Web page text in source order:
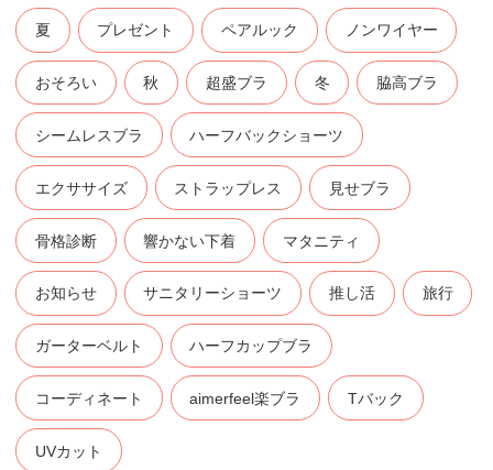
夏 プレゼント ペアルック ノンワイヤー
おそろい 秋 超盛ブラ 冬 脇高ブラ
シームレスブラ ハーフバックショーツ
エクササイズ ストラップレス 見せブラ
骨格診断 響かない下着 マタニティ
お知らせ サニタリーショーツ 推し活 旅行
ガーターベルト ハーフカップブラ
コーディネート aimerfeel楽ブラ Tバック
UVカット